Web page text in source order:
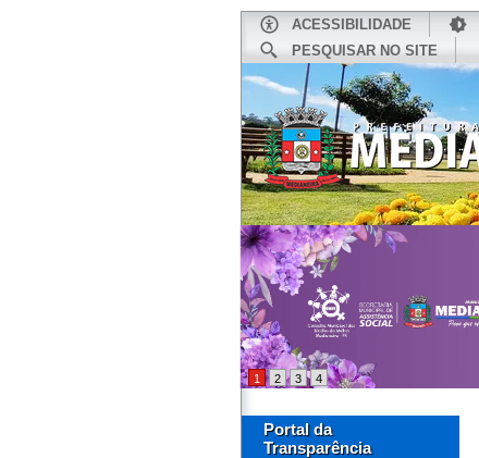
ACESSIBILIDADE
PESQUISAR NO SITE
1 2 3 4
Portal da
Transparência